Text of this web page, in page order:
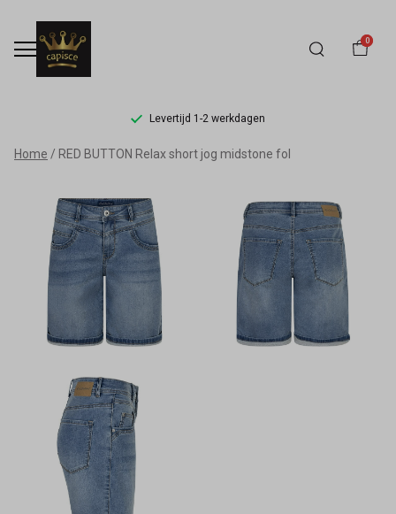
0
Levertijd 1-2 werkdagen
RED
BUTTON
Relax
short
jog
midstone
Capisce
Mode
Home RED BUTTON Relax short jog midstone fol